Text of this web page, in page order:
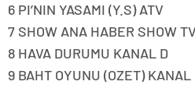
6 PI’NIN YASAMI (Y.S) ATV
7 SHOW ANA HABER SHOW TV
8 HAVA DURUMU KANAL D
9 BAHT OYUNU (OZET) KANAL